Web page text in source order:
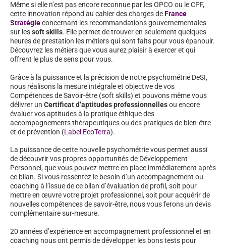
Même si elle n’est pas encore reconnue par les OPCO ou le CPF,
cette innovation répond au cahier des charges deFrance
Stratégieconcernant les recommandations gouvernementales
sur lessoft skills. Elle permet de trouver en seulement quelques
heures de prestation les métiers qui sont faits pour vous épanouir.
Découvrez les métiers que vous aurez plaisir à exercer et qui
offrent le plus de sens pour vous.
Grâce à la puissance et la précision de notre psychométrie DeSI,
nous réalisons la mesure intégrale et objective de vos
Compétences de Savoir-être (soft skills) et pouvons même vous
délivrer un Certificat d’aptitudes professionnellesou encore
évaluer vos aptitudes à la pratique éthique des
accompagnements thérapeutiques ou des pratiques de bien-être
et de prévention (Label EcoTerra).
La puissance de cette nouvelle psychométrie vous permet aussi
de découvrir vos propres opportunités de Développement
Personnel, que vous pouvez mettre en place immédiatement après
ce bilan. Si vous ressentez le besoin d’un accompagnement ou
coaching à l’issue de ce bilan d’évaluation de profil, soit pour
mettre en œuvre votre projet professionnel, soit pour acquérir de
nouvelles compétences de savoir-être, nous vous ferons un devis
complémentaire sur-mesure.
20 années d’expérience en accompagnement professionnel et en
coaching nous ont permis de développer les bons tests pour